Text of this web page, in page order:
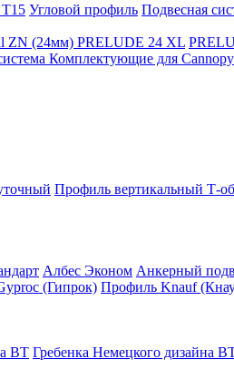
Угловой профиль Подвесная
ZN (24мм) PRELUDE 24 XL
Комплектующие для Cannopy
Профиль вертикальный Т-
Албес Эконом Анкерный
(Гипрок) Профиль Knauf
BT Гребенка Немецкого дизайна